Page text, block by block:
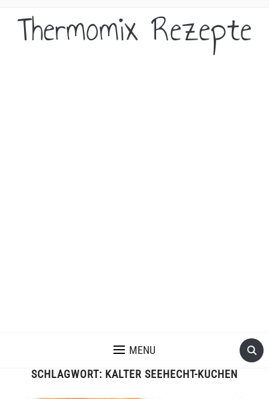
Thermomix Rezepte
MENU
SCHLAGWORT: KALTER SEEHECHT-KUCHEN